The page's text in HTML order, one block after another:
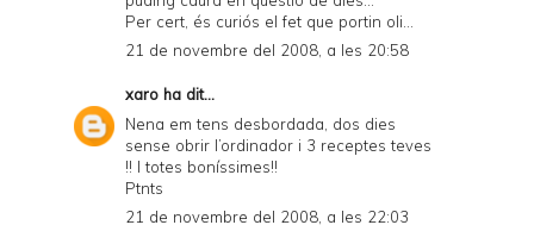
Per cert, és curiós el fet que portin oli...
21 de novembre del 2008, a les 20:58
xaro ha dit...
Nena em tens desbordada, dos dies
sense obrir l’ordinador i 3 receptes teves
!! I totes boníssimes!!
Ptnts
21 de novembre del 2008, a les 22:03